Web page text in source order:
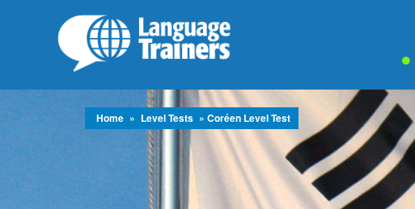
Home » Level Tests » Coréen Level Test